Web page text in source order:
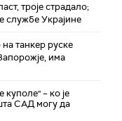
троје страдалo;
службе Украјине
танкер руске
има
куполе" – ко је
САД могу да